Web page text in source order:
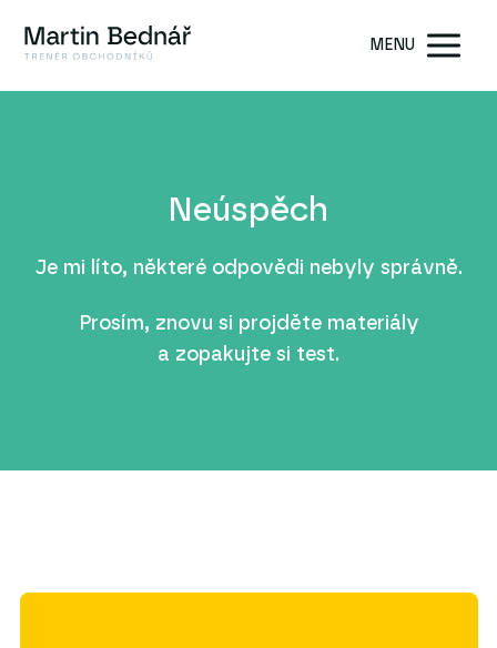
MENU
Neúspěch
Je mi líto, některé odpovědi nebyly správně.
Prosím, znovu si projděte materiály
a zopakujte si test.